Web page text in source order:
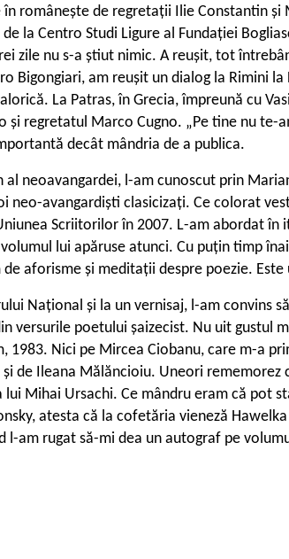
în românește de regretații Ilie Constantin și
la Centro Studi Ligure al Fundației
zile nu s-a știut nimic. A reușit, tot
Bigongiari, am reușit un dialog la Rimini
La Patras, în Grecia, împreună cu
regretatul Marco Cugno. „Pe tine nu te-
decât mândria de a publica.
neoavangardei, l-am cunoscut prin
neo-avangardiști clasicizați. Ce colorat
Scriitorilor în 2007. L-am abordat
lui apăruse atunci. Cu puțin timp
de aforisme și meditații despre poezie.
Național și la un vernisaj, l-am convins
versurile poetului șaizecist. Nu uit gustul
1983. Nici pe Mircea Ciobanu, care m-a
de Ileana Mălăncioiu. Uneori
Mihai Ursachi. Ce mândru eram că pot
atesta că la cofetăria vieneză
l-am rugat să-mi dea un autograf pe